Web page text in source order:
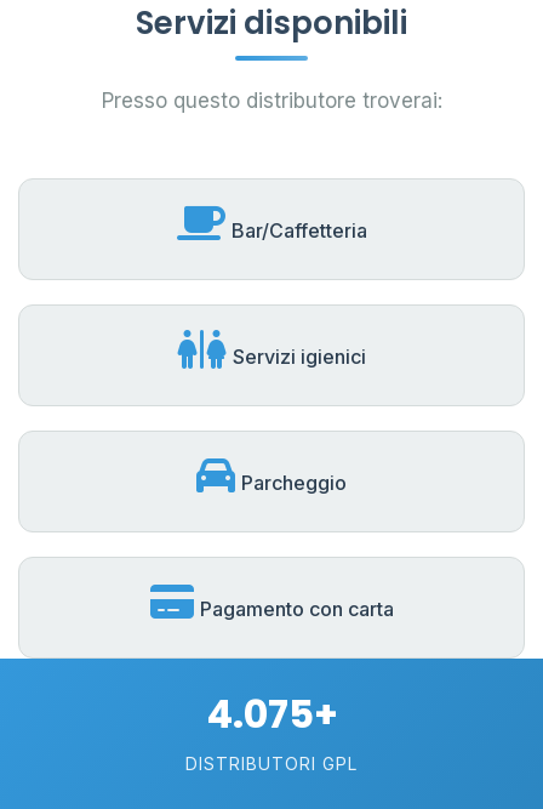
Servizi disponibili
Presso questo distributore troverai:
Bar/Caffetteria
Servizi igienici
Parcheggio
Pagamento con carta
4.075+
DISTRIBUTORI GPL